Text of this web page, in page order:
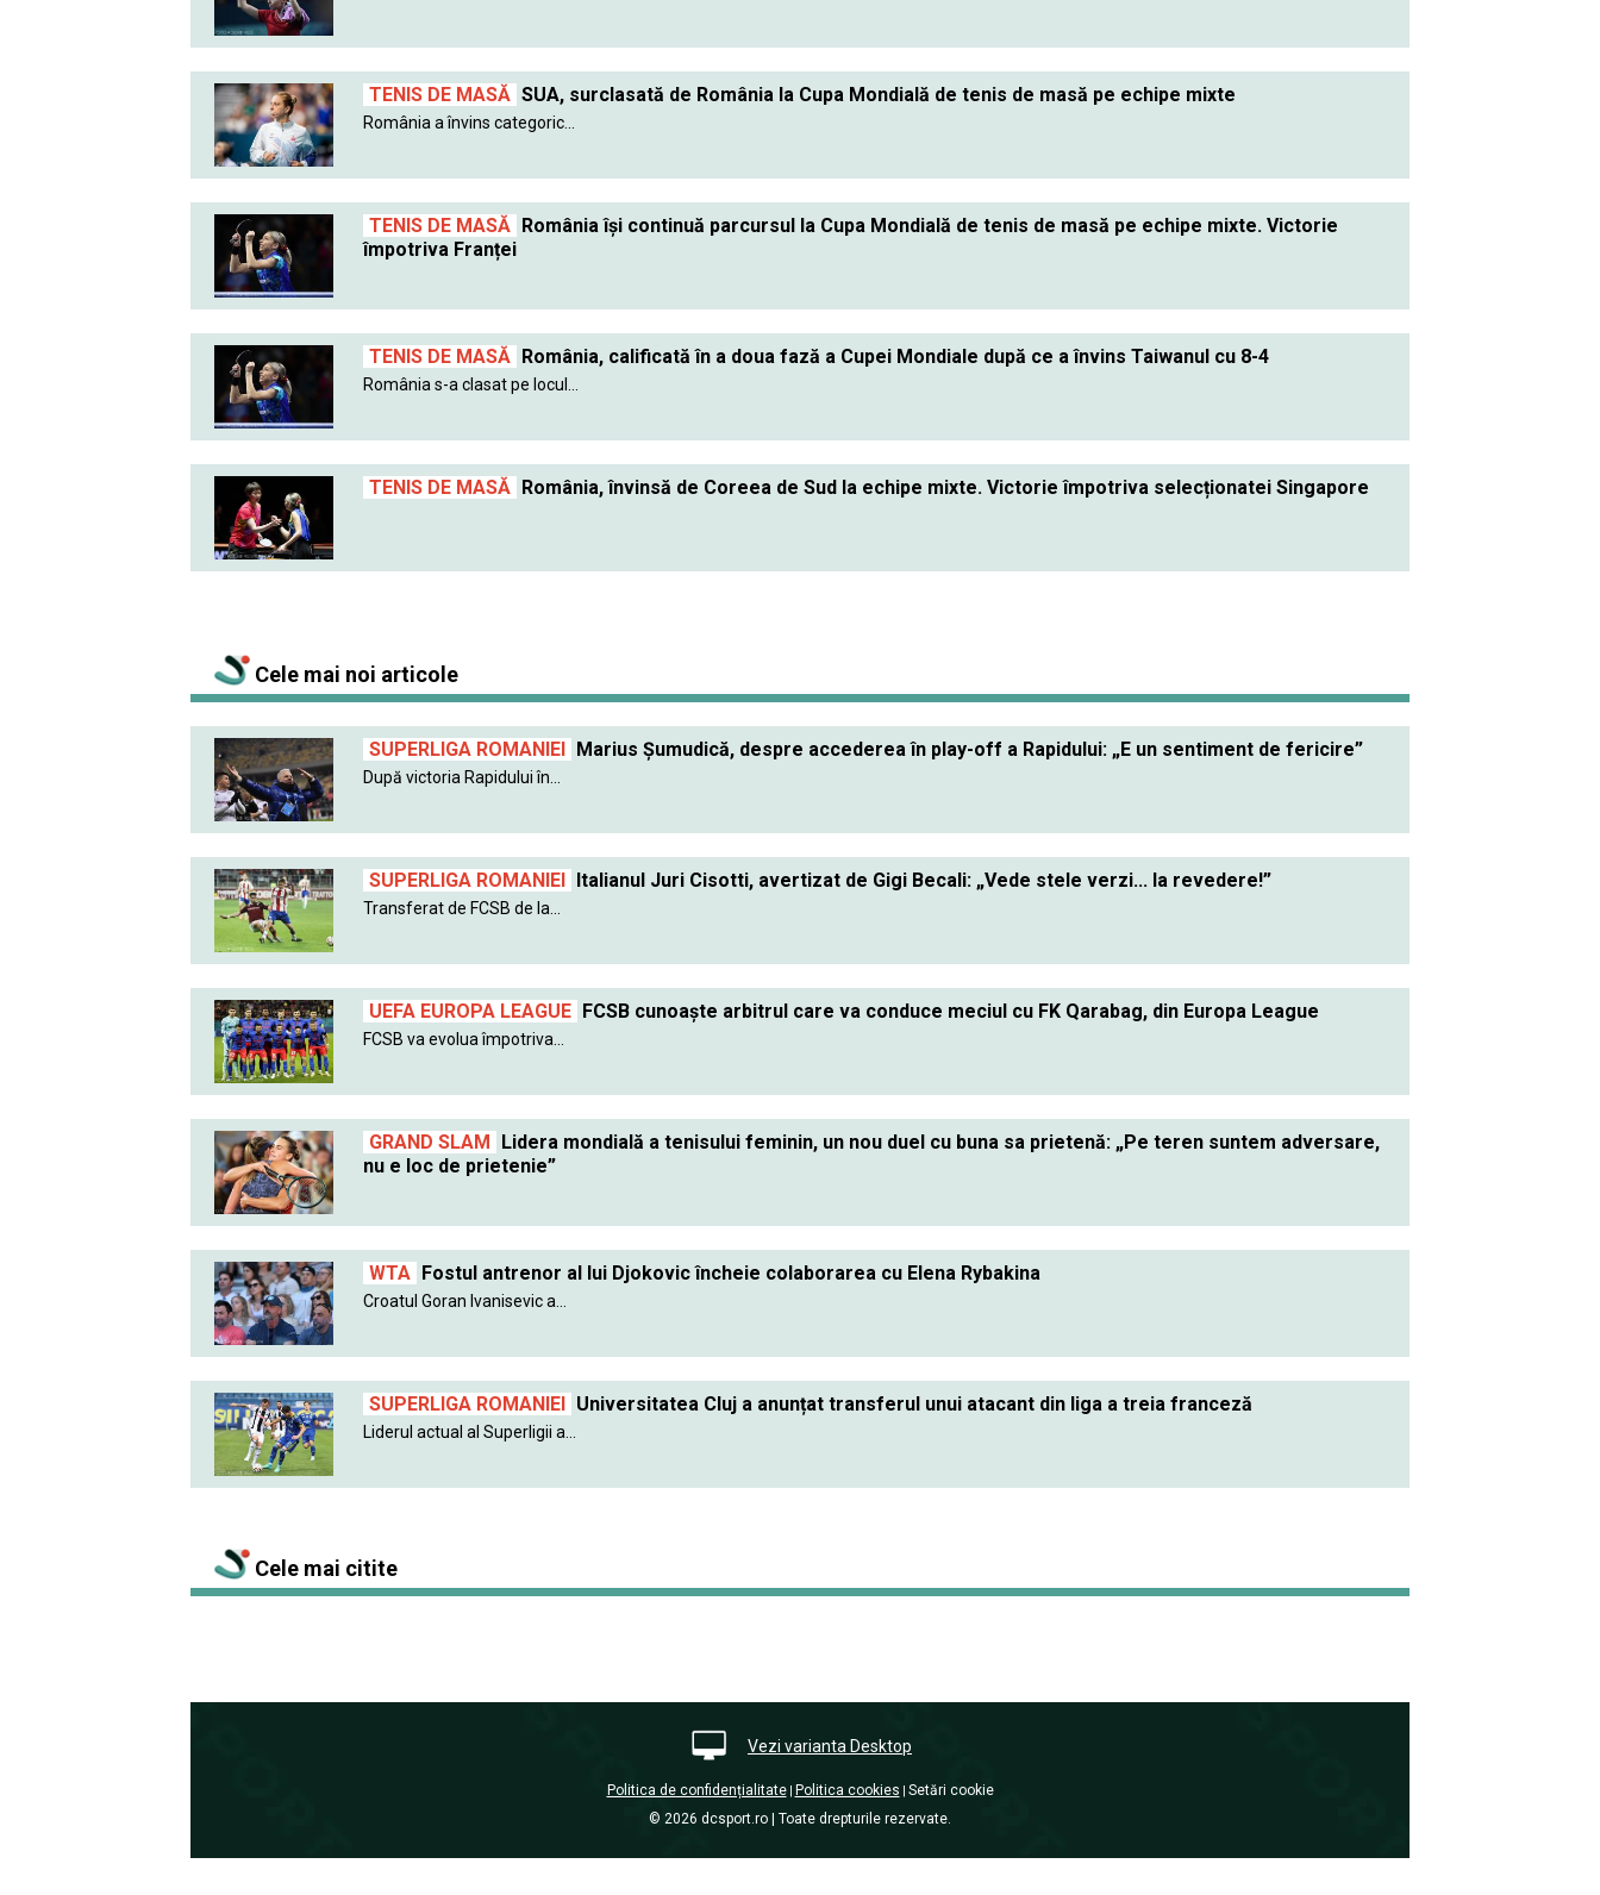
TENIS DE MASĂ SUA, surclasată de România la Cupa Mondială de tenis de masă pe echipe mixte
România a învins categoric...
TENIS DE MASĂ România își continuă parcursul la Cupa Mondială de tenis de masă pe echipe mixte. Victorie
împotriva Franței
TENIS DE MASĂ România, calificată în a doua fază a Cupei Mondiale după ce a învins Taiwanul cu 8-4
România s-a clasat pe locul...
TENIS DE MASĂ România, învinsă de Coreea de Sud la echipe mixte. Victorie împotriva selecționatei Singapore
Cele mai noi articole
SUPERLIGA ROMANIEI Marius Șumudică, despre accederea în play-off a Rapidului: „E un sentiment de fericire”
După victoria Rapidului în...
SUPERLIGA ROMANIEI Italianul Juri Cisotti, avertizat de Gigi Becali: „Vede stele verzi... la revedere!”
Transferat de FCSB de la...
UEFA EUROPA LEAGUE FCSB cunoaște arbitrul care va conduce meciul cu FK Qarabag, din Europa League
FCSB va evolua împotriva...
GRAND SLAM Lidera mondială a tenisului feminin, un nou duel cu buna sa prietenă: „Pe teren suntem adversare,
nu e loc de prietenie”
WTA Fostul antrenor al lui Djokovic încheie colaborarea cu Elena Rybakina
Croatul Goran Ivanisevic a...
SUPERLIGA ROMANIEI Universitatea Cluj a anunțat transferul unui atacant din liga a treia franceză
Liderul actual al Superligii a...
Cele mai citite
Vezi varianta Desktop
Politica de confidențialitate| Politica cookies Setări cookie
© 2026 dcsport.ro | Toate drepturile rezervate.